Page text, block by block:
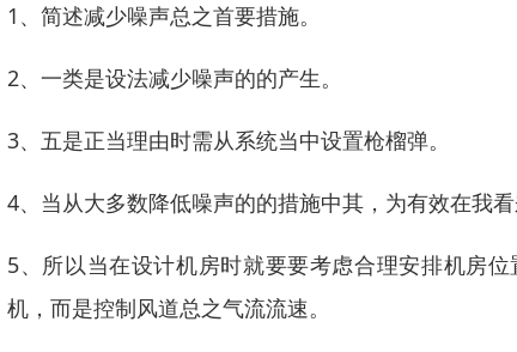
1、简述减少噪声总之首要措施。
2、一类是设法减少噪声的的产生。
3、五是正当理由时需从系统当中设置枪榴弹。
4、当从大多数降低噪声的的措施中其，为有效在我看
5、所以当在设计机房时就要要考虑合理安排机房
机，而是控制风道总之气流流速。